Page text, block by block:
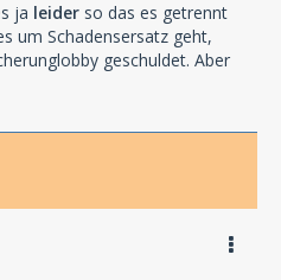
ja leider so das es getrennt
um Schadensersatz geht,
geschuldet. Aber